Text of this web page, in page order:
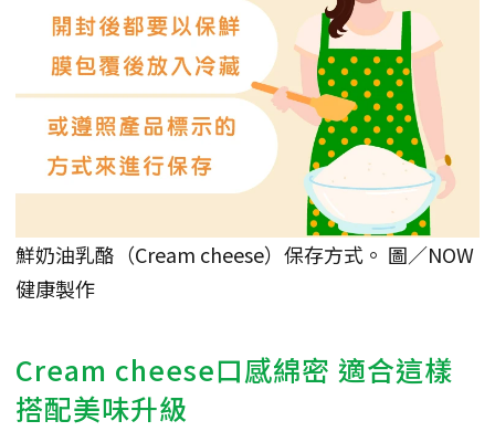
鮮奶油乳酪（Cream cheese）保存方式。 圖／NOW
健康製作
Cream cheese口感綿密 適合這樣
搭配美味升級